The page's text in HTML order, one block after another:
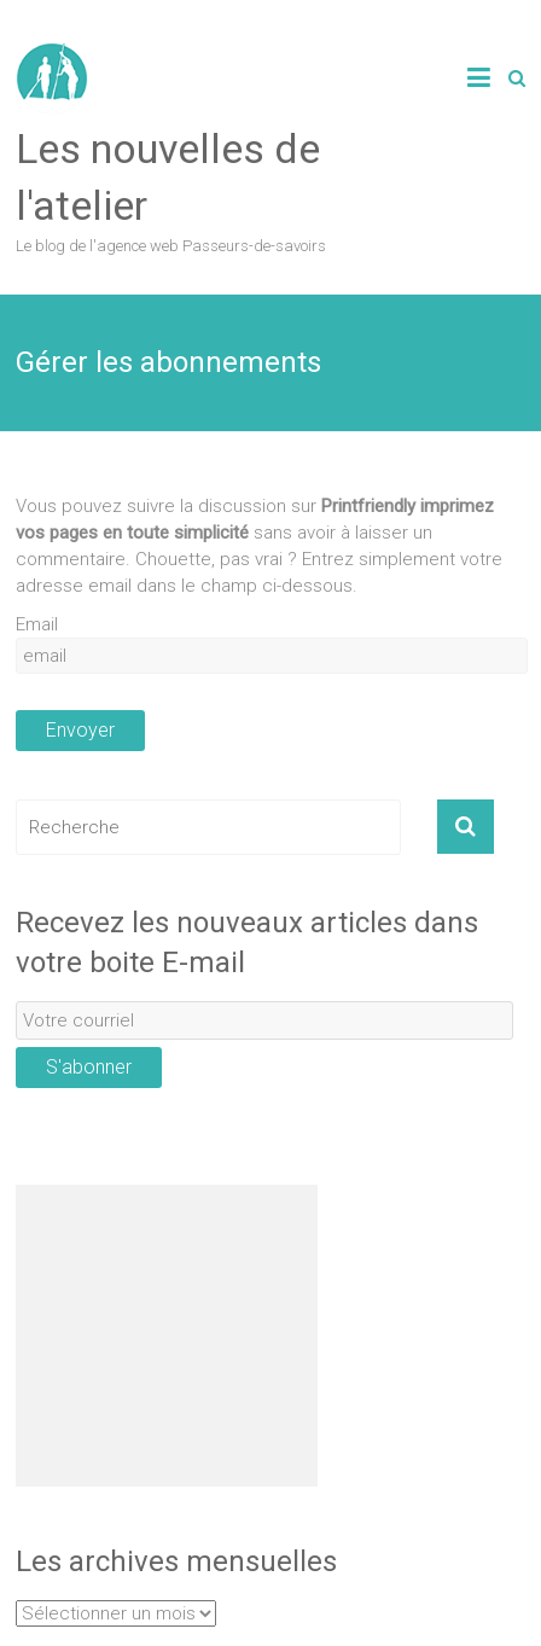
Les nouvelles de
l'atelier
Le blog de l'agence web Passeurs-de-savoirs
Gérer les abonnements
Vous pouvez suivre la discussion sur Printfriendly imprimez
vos pages en toute simplicité sans avoir à laisser un
commentaire. Chouette, pas vrai ? Entrez simplement votre
adresse email dans le champ ci-dessous.
Email
Recevez les nouveaux articles dans
votre boite E-mail
S'abonner
Les archives mensuelles